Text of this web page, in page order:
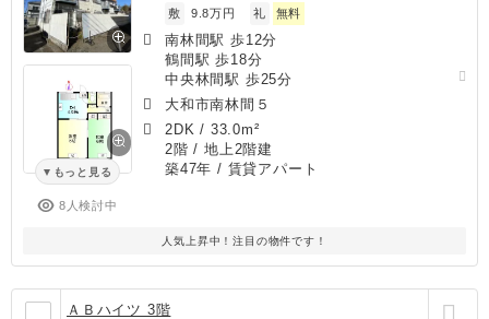
もっと見る
8人検討中
敷
9.8万円 礼 無料
南林間駅 歩12分
鶴間駅 歩18分
中央林間駅 歩25分
大和市南林間５
2DK / 33.0m²
2階 / 地上2階建
築47年 / 賃貸アパート
人気上昇中！注目の物件です！
ＡＢハイツ 3階